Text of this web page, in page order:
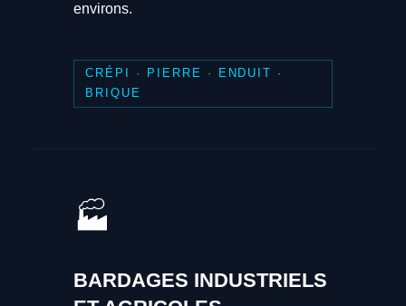
environs.
CRÉPI · PIERRE · ENDUIT ·
BRIQUE
🏭
BARDAGES INDUSTRIELS